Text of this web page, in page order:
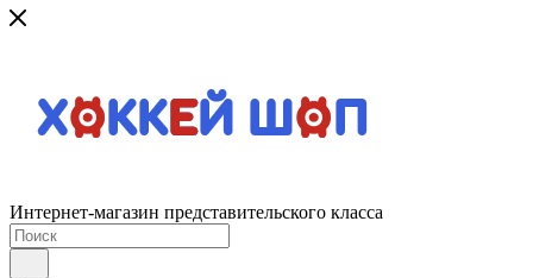
Интернет-магазин представительского класса